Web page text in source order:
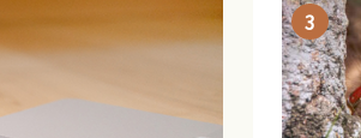
しいた
ること
になる